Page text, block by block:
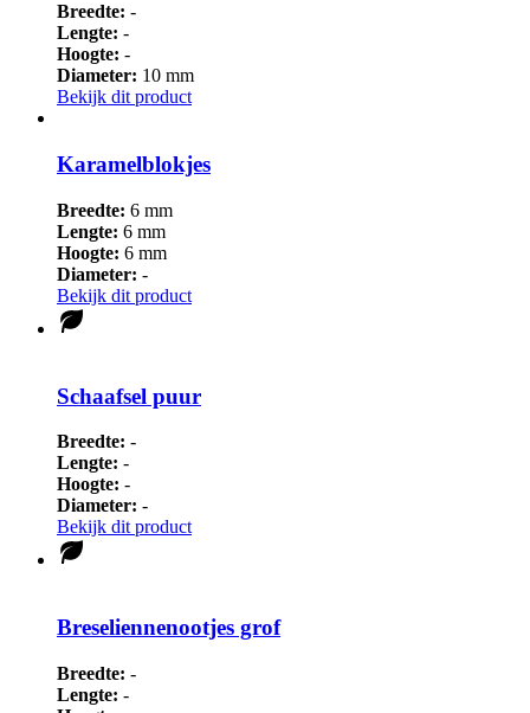
Breedte: -
Lengte: -
Hoogte: -
Diameter: 10 mm
Bekijk dit product
Karamelblokjes
Breedte: 6 mm
Lengte: 6 mm
Hoogte: 6 mm
Diameter: -
Bekijk dit product
Schaafsel puur
Breedte: -
Lengte: -
Hoogte: -
Diameter: -
Bekijk dit product
Breseliennenootjes grof
Breedte: -
Lengte: -